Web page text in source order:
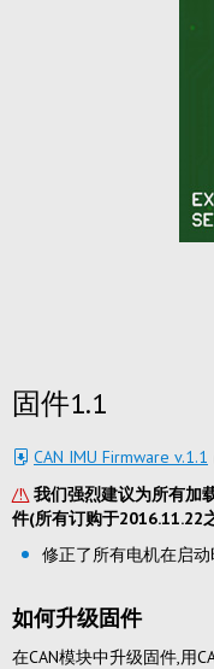
固件1.1
CAN IMU Firmware v.1.1
/!\ 我们强烈建议为所有加
件(所有订购于2016.11.22
修正了所有电机在启
如何升级固件
在CAN模块中升级固件,用